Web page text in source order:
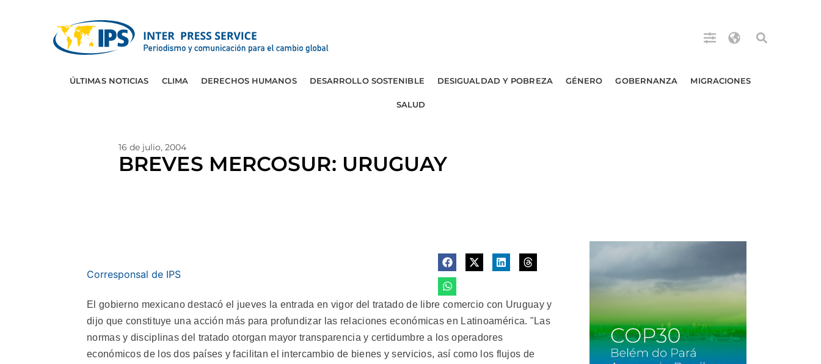
ÚLTIMAS NOTICIAS CLIMA DERECHOS HUMANOS DESARROLLO SOSTENIBLE DESIGUALDAD Y POBREZA GÉNERO GOBERNANZA MIGRACIONES
SALUD
16 de julio, 2004
BREVES MERCOSUR: URUGUAY
Corresponsal de IPS
El gobierno mexicano destacó el jueves la entrada en vigor del tratado de libre comercio con Uruguay y
dijo que constituye una acción más para profundizar las relaciones económicas en Latinoamérica. "Las
normas y disciplinas del tratado otorgan mayor transparencia y certidumbre a los operadores
económicos de los dos países y facilitan el intercambio de bienes y servicios, así como los flujos de